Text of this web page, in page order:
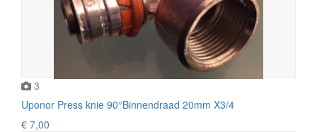
3
Uponor Press knie 90°Binnendraad 20mm X3/4
€ 7,00